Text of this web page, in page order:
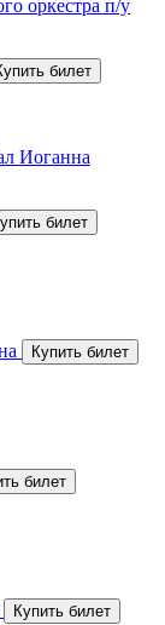
оркестра п/у
Иоганна